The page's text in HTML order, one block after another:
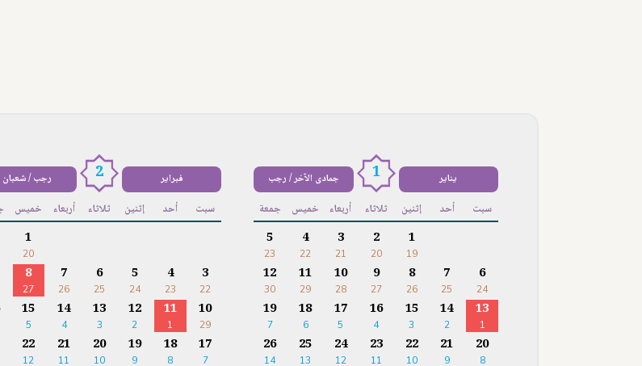
يناير 1 جمادى الآخر / رجب
سبت أحد إثنين ثلاثاء أربعاء خميس جمعة
1
19
2
20
3
21
4
22
5
23
6
24
7
25
8
26
9
27
10
28
11
29
12
30
13
1
14
2
15
3
16
4
17
5
18
6
19
7
20
8
21
9
22
10
23
11
24
12
25
13
26
14
فبراير 2 رجب / شعبان
سبت أحد إثنين ثلاثاء أربعاء خميس
1
20
3
22
4
23
5
24
6
25
7
26
8
27
10
29
11
1
12
2
13
3
14
4
15
5
17
7
18
8
19
9
20
10
21
11
22
12